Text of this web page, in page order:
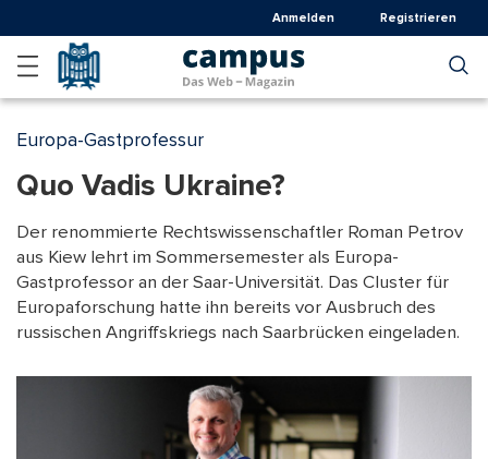
zum
Inhalt
Anmelden Registrieren
Europa-Gastprofessur
Quo Vadis Ukraine?
Der renommierte Rechtswissenschaftler Roman Petrov
aus Kiew lehrt im Sommersemester als Europa-
Gastprofessor an der Saar-Universität. Das Cluster für
Europaforschung hatte ihn bereits vor Ausbruch des
russischen Angriffskriegs nach Saarbrücken eingeladen.